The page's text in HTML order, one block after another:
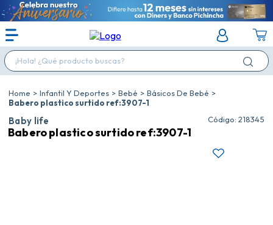
¡Hola! ¿Qué producto buscas?
Infantil Y Deportes Bebé
Básicos De Bebé
Babero plastico surtido ref:3907-1
Baby life : 218345
Babero plastico surtido ref:3907-1